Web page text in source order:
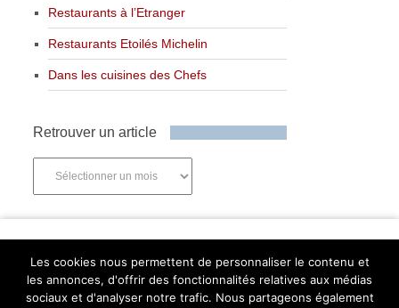
Restaurants à l’Etranger
Restaurants Etoilés Michelin
Dans les cuisines des Chefs
Retrouver un article
Les cookies nous permettent de personnaliser le contenu et
les annonces, d'offrir des fonctionnalités relatives aux médias
sociaux et d'analyser notre trafic. Nous partageons également